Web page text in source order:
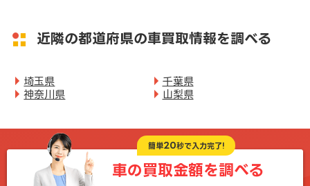
近隣の都道府県の車買取情報を調べる
埼玉県
千葉県
神奈川県
山梨県
簡単20秒で入力完了!
車の買取金額を調べる